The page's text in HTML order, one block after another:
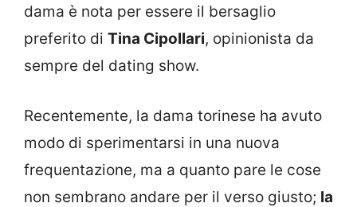
dama è nota per essere il bersaglio
preferito di Tina Cipollari, opinionista da
sempre del dating show.
Recentemente, la dama torinese ha avuto
modo di sperimentarsi in una nuova
frequentazione, ma a quanto pare le cose
non sembrano andare per il verso giusto; la